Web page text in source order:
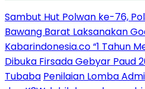
Sambut Hut Polwan ke-76,
Bawang Barat Laksanakan
Kabarindonesia.co “1 Tahun
Dibuka Firsada Gebyar Paud
Tubaba Penilaian Lomba